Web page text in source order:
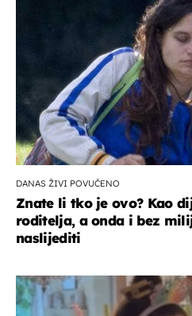
DANAS ŽIVI POVUČENO
Znate li tko je ovo? Kao
roditelja, a onda i bez
naslijediti